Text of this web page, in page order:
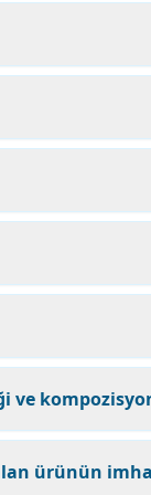
ve
ürünün